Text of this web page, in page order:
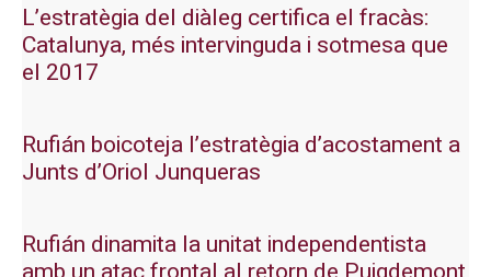
L’estratègia del diàleg certifica el fracàs:
Catalunya, més intervinguda i sotmesa que
el 2017
Rufián boicoteja l’estratègia d’acostament a
Junts d’Oriol Junqueras
Rufián dinamita la unitat independentista